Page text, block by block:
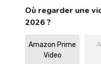
Où regarder une
2026 ?
Amazon Prime
Video